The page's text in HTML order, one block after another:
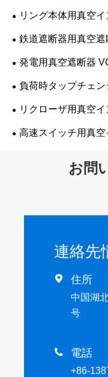
リング本体用真空
鉄道遮断器用真空遮
発電用真空遮断器
負荷時タップチェ
リクローザ用真空
高速スイッチ用真空
お問
連絡先
 住所
中国湖
号
 電話
+86-